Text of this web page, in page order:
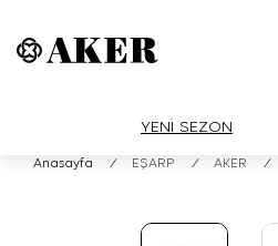
YENİ SEZON
Anasayfa / EŞARP / AKER /